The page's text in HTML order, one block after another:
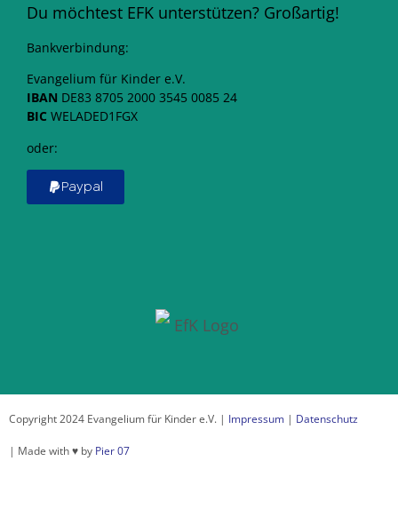
Du möchtest EFK unterstützen? Großartig!
Bankverbindung:
Evangelium für Kinder e.V.
IBAN DE83 8705 2000 3545 0085 24
BIC WELADED1FGX
oder:
Paypal
Copyright 2024 Evangelium für Kinder e.V. | Impressum | Datenschutz
| Made with ♥ by Pier 07